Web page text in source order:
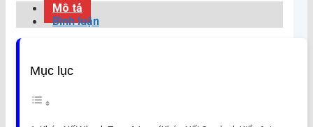
Mô tả
Bình luận
Mục lục